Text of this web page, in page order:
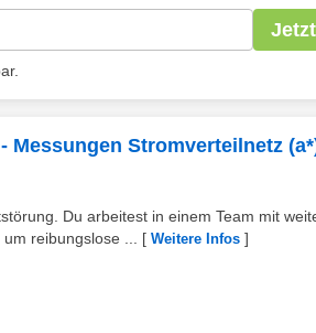
Messungen Stromverteilnetz
Du arbeitest in einem Team mit
reibungslose ...
[ Weitere Infos ]